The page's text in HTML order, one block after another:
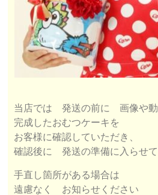
当店では 発送の前に 画像や動
完成したおむつケーキを
お客様に確認していただき、
確認後に 発送の準備に入らせ
手直し箇所がある場合は
遠慮なく お知らせください